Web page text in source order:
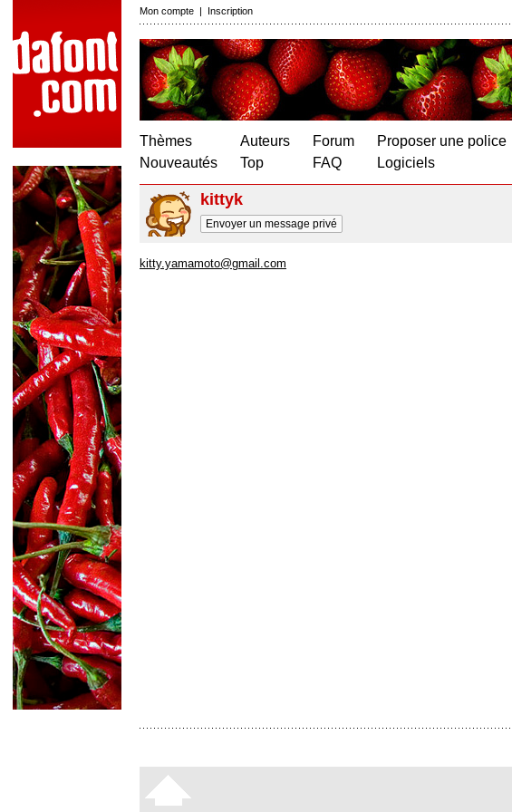
Mon compte | Inscription
Thèmes
Nouveautés
Auteurs
Top
Forum
FAQ
Proposer une police
Logiciels
kittyk
Envoyer un message privé
kitty.yamamoto@gmail.com